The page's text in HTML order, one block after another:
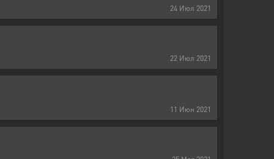
24 Июл 2021
22 Июл 2021
11 Июн 2021